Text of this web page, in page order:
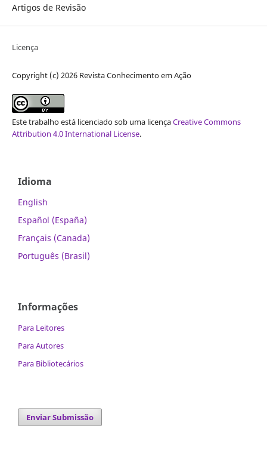
Artigos de Revisão
Licença
Copyright (c) 2026 Revista Conhecimento em Ação
Este trabalho está licenciado sob uma licençaCreative Commons
Attribution 4.0 International License.
Idioma
English
Español (España)
Français (Canada)
Português (Brasil)
Informações
Para Leitores
Para Autores
Para Bibliotecários
Enviar Submissão